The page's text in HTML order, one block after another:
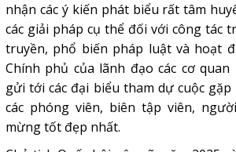
nhận các ý kiến phát biểu rất tâm
các giải pháp cụ thể đối với công tác
truyền, phổ biến pháp luật và hoạt
Chính phủ của lãnh đạo các cơ
gửi tới các đại biểu tham dự cuộc
các phóng viên, biên tập viên,
mừng tốt đẹp nhất.